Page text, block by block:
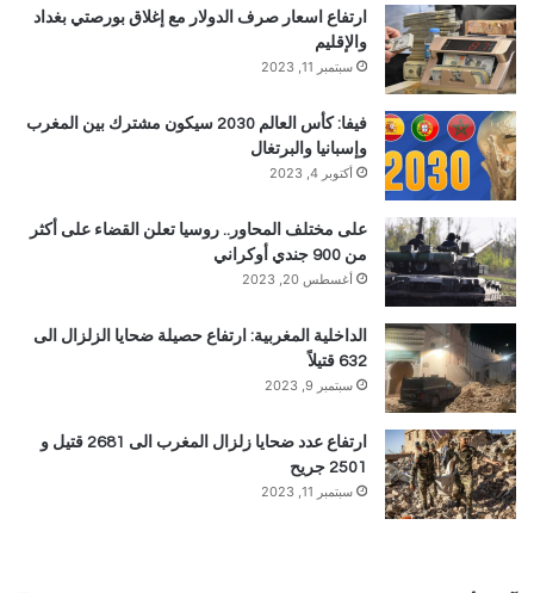
ارتفاع اسعار صرف الدولار مع إغلاق بورصتي بغداد
والإقليم
سبتمبر 11, 2023
فيفا: كأس العالم 2030 سيكون مشترك بين المغرب
وإسبانيا والبرتغال
أكتوبر 4, 2023
على مختلف المحاور.. روسيا تعلن القضاء على أكثر
من 900 جندي أوكراني
أغسطس 20, 2023
الداخلية المغربية: ارتفاع حصيلة ضحايا الزلزال الى
632 قتيلاً
سبتمبر 9, 2023
ارتفاع عدد ضحايا زلزال المغرب الى 2681 قتيل و
2501 جريح
سبتمبر 11, 2023